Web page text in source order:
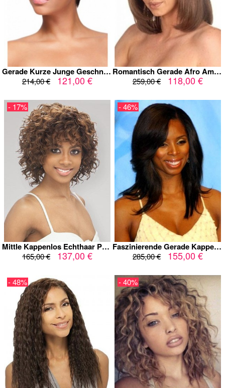
Gerade Kurze Junge Geschnitten Echthaar Afro Amerikanisch Perücke
214,00 € 121,00 €
Romantisch Gerade Afro Amerikanische Kappenlos Echthaar Perücke
259,00 € 118,00 €
Mittle Kappenlos Echthaar Perfekte Perücke Mit Fransen
165,00 € 137,00 €
- 17%
Faszinierende Gerade Kappenlos Echthaar Perücke
285,00 € 155,00 €
- 46%
- 48% - 40%